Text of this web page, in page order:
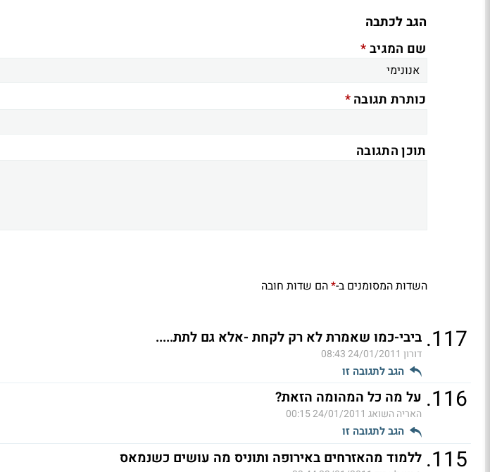
הגב לכתבה
שם המגיב*
כותרת תגובה*
תוכן התגובה
השדות המסומנים ב-*הם שדות חובה
117
. ביבי-כמו שאמרת לא רק לקחת -אלא גם לתת.....
דורון 24/01/2011 08:43
הגב לתגובה זו
116
. על מה כל המהומה הזאת?
האריה השואג 24/01/2011 00:15
הגב לתגובה זו
115
. ללמוד מהאזרחים באירופה ותוניס מה עושים כשנמאס